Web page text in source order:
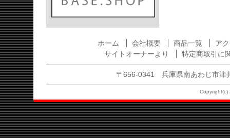
ホーム 会社概要 商品一覧
ア
サイトオーナーより
特定商取引に
〒656-0341 兵庫県南あわじ市
Copyright(c)